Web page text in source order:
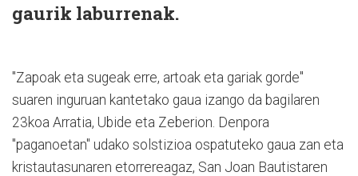
gaurik laburrenak.
"Zapoak eta sugeak erre, artoak eta gariak gorde"
suaren inguruan kantetako gaua izango da bagilaren
23koa Arratia, Ubide eta Zeberion. Denpora
"paganoetan" udako solstizioa ospatuteko gaua zan eta
kristautasunaren etorrereagaz, San Joan Bautistaren